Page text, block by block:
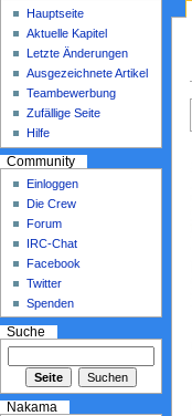
Hauptseite
Aktuelle Kapitel
Letzte Änderungen
Ausgezeichnete Artikel
Teambewerbung
Zufällige Seite
Hilfe
Community
Einloggen
Die Crew
Forum
IRC-Chat
Facebook
Twitter
Spenden
Suche
Nakama